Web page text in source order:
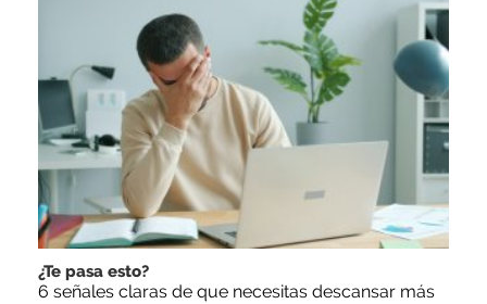
¿Te pasa esto?
6 señales claras de que necesitas descansar más